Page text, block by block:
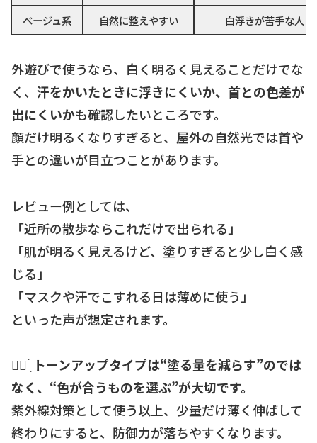
ベージュ系
自然に整えやすい 白浮きが苦手な人
外遊びで使うなら、白く明るく見えることだけでな
く、 汗をかいたときに浮きにくいか、首との色差が
出にくいかも確認したいところです。
顔だけ明るくなりすぎると、屋外の自然光では首や
手との違いが目立つことがあります。
レビュー例としては、
「近所の散歩ならこれだけで出られる」
「肌が明るく見えるけど、塗りすぎると少し白く感
じる」
「マスクや汗でこすれる日は薄めに使う」
といった声が想定されます。
☝🏻 ̖́ トーンアップタイプは“塗る量を減らす”のでは
なく、“色が合うものを選ぶ”が大切です。
紫外線対策として使う以上、少量だけ薄く伸ばして
終わりにすると、防御力が落ちやすくなります。